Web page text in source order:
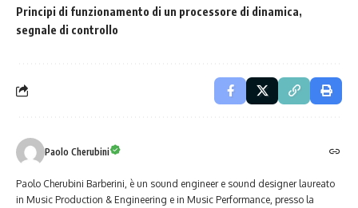
Principi di funzionamento di un processore di dinamica
segnale di controllo
Paolo Cherubini
Paolo Cherubini Barberini, è un sound engineer e sound designer laureato
in Music Production & Engineering e in Music Performance, presso la